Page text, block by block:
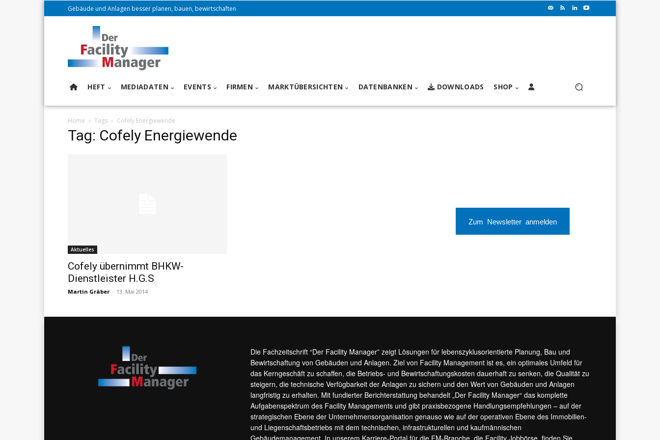
Gebäude und Anlagen besser planen, bauen, bewirtschaften
HEFT MEDIADATEN EVENTS FIRMEN MARKTÜBERSICHTEN DATENBANKEN DOWNLOADS SHOP
Home Tags Cofely Energiewende
Tag: Cofely Energiewende
Aktuelles
Cofely übernimmt BHKW-
Dienstleister H.G.S
Martin Gräber - 13. Mai 2014
Zum Newsletter anmelden
Die Fachzeitschrift “Der Facility Manager” zeigt Lösungen für lebenszyklusorientierte Planung, Bau und
Bewirtschaftung von Gebäuden und Anlagen. Ziel von Facility Management ist es, ein optimales Umfeld für
das Kerngeschäft zu schaffen, die Betriebs- und Bewirtschaftungskosten dauerhaft zu senken, die Qualität zu
steigern, die technische Verfügbarkeit der Anlagen zu sichern und den Wert von Gebäuden und Anlagen
langfristig zu erhalten. Mit fundierter Berichterstattung behandelt „Der Facility Manager“ das komplette
Aufgabenspektrum des Facility Managements und gibt praxisbezogene Handlungsempfehlungen – auf der
strategischen Ebene der Unternehmensorganisation genauso wie auf der operativen Ebene des Immobilien-
und Liegenschaftsbetriebs mit dem technischen, infrastrukturellen und kaufmännischen